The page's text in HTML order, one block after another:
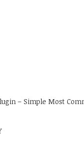
– Simple Most